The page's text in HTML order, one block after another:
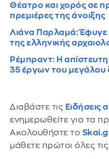
Θέατρο και χορός σε
πρεμιέρες της άνοιξης
Λιάνα Παρλαμά: Έφυγε
της ελληνικής
Ρέμπραντ: Η
35 έργων του
Διαβάστε τις Ειδήσεις
ενημερωθείτε για τα
Ακολουθήστε το
μάθετε πρώτοι όλες τις